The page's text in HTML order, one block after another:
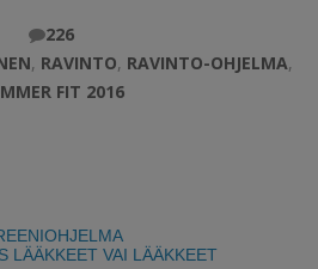
226
, RAVINTO, RAVINTO-OHJELMA,
FIT 2016
LÄÄKKEET VAI LÄÄKKEET